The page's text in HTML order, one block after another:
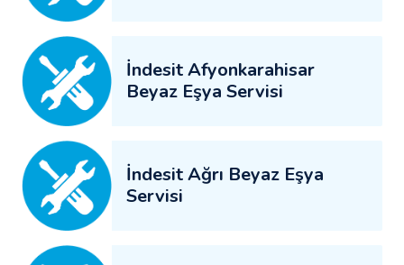
İndesit Afyonkarahisar
Beyaz Eşya Servisi
İndesit Ağrı Beyaz Eşya
Servisi